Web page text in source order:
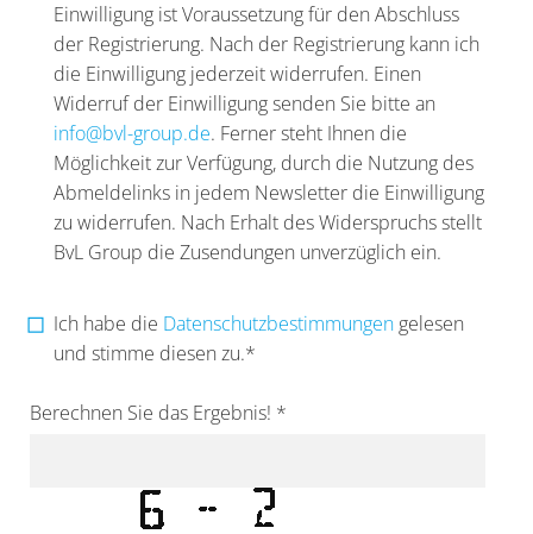
Einwilligung ist Voraussetzung für den Abschluss
der Registrierung. Nach der Registrierung kann ich
die Einwilligung jederzeit widerrufen. Einen
Widerruf der Einwilligung senden Sie bitte an
info@bvl-group.de. Ferner steht Ihnen die
Möglichkeit zur Verfügung, durch die Nutzung des
Abmeldelinks in jedem Newsletter die Einwilligung
zu widerrufen. Nach Erhalt des Widerspruchs stellt
BvL Group die Zusendungen unverzüglich ein.
Ich habe die Datenschutzbestimmungen gelesen
und stimme diesen zu.*
Berechnen Sie das Ergebnis! *